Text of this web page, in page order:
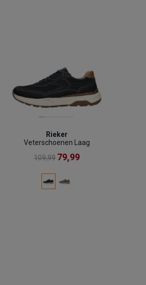
Rieker
Veterschoenen Laag
109,99 79,99